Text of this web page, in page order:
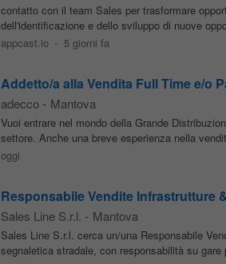
contatto con il team Sales per trasformare
dell'identificazione e dello sviluppo di nuove
appcast.io - 5 giorni fa
Addetto/a alla Vendita Full Time e/o
adecco - Mantova
Vuoi entrare nel mondo della Grande
settore. Anche una breve esperienza nella
oggi
Responsabile Vendite Infrastrutture
Sales Line S.r.l. - Mantova
Sales Line S.r.l. cerca un/una Responsabile
segnaletica stradale, con responsabilità su gare